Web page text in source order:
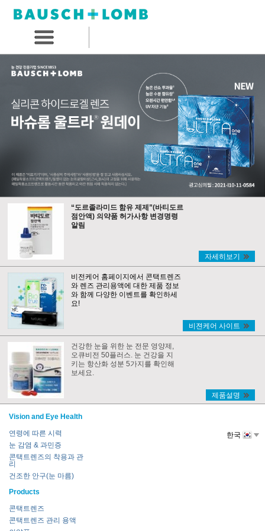
“도르졸라미드 함유 제제”(바티도르
점안액) 의약품 허가사항 변경명령
알림
자세히보기
비전케어 홈페이지에서 콘택트렌즈
와 렌즈 관리용액에 대한 제품 정보
와 함께 다양한 이벤트를 확인하세
요!
비젼케어 사이트
건강한 눈을 위한 눈 전문 영양제,
오큐비전 50플러스. 눈 건강을 지
키는 항산화 성분 5가지를 확인해
보세요.
제품설명
Vision and Eye Health
연령에 따른 시력
눈 감염 & 과민증
콘택트렌즈의 착용과 관
리
건조한 안구(눈 마름)
Products
콘택트렌즈
콘택트렌즈 관리 용액
한국